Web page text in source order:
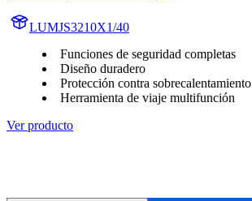
LUMJS3210X1/40
Funciones de seguridad completas
Diseño duradero
Protección contra sobrecalentamiento
Herramienta de viaje multifunción
Ver producto